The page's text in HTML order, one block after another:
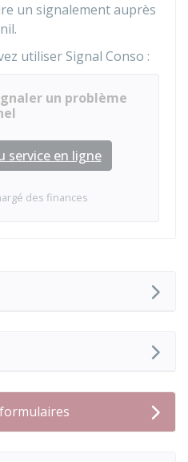
un signalement auprès
.
utiliser Signal Conso :
un problème
service en ligne
des finances